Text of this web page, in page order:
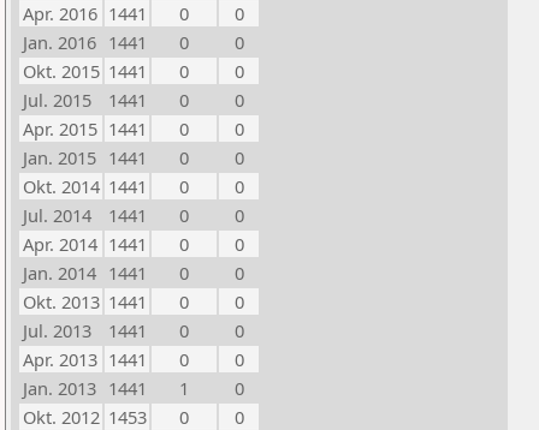
Apr. 2016 1441 0
0
Jan. 2016 1441 0
0
Okt. 2015 1441 0
0
Jul. 2015
1441 0
0
Apr. 2015 1441 0
0
Jan. 2015 1441 0
0
Okt. 2014 1441 0
0
Jul. 2014
1441 0
0
Apr. 2014 1441 0
0
Jan. 2014 1441 0
0
Okt. 2013 1441 0
0
Jul. 2013
1441 0
0
Apr. 2013 1441 0
0
Jan. 2013 1441 1
0
Okt. 2012 1453 0
0